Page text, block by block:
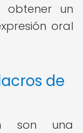
obtener un
oral
de
son una